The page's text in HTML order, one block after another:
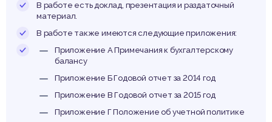
В работе есть доклад, презентация и раздаточный
материал.
В работе также имеются следующие приложения:
Приложение А Примечания к бухгалтерскому
балансу
Приложение Б Годовой отчет за 2014 год
Приложение В Годовой отчет за 2015 год
Приложение Г Положение об учетной политике